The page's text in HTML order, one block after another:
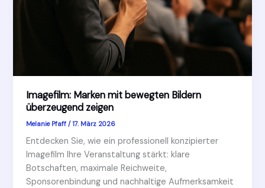
Imagefilm: Marken mit bewegten Bildern
überzeugend zeigen
Melanie Pfaff /17. März 2026
Entdecken Sie, wie ein professionell konzipierter
Imagefilm Ihre Veranstaltung stärkt: klare
Botschaften, maximale Reichweite,
Sponsorenbindung und nachhaltige Aufmerksamkeit